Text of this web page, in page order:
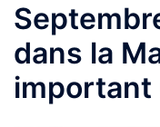
dans la
important